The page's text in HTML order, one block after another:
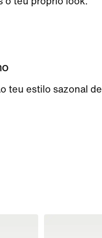
teu estilo sazonal de